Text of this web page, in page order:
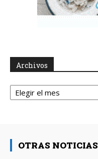
Archivos
Archivos
OTRAS NOTICIAS